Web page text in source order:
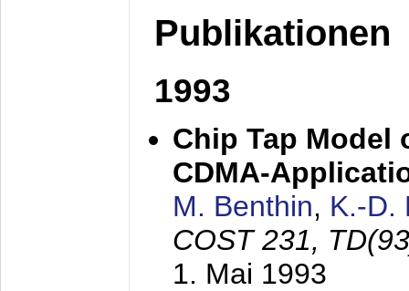
Publikationen
1993
Chip Tap Model
CDMA-
M. Benthin, K.-D.
COST 231,
1. Mai 1993